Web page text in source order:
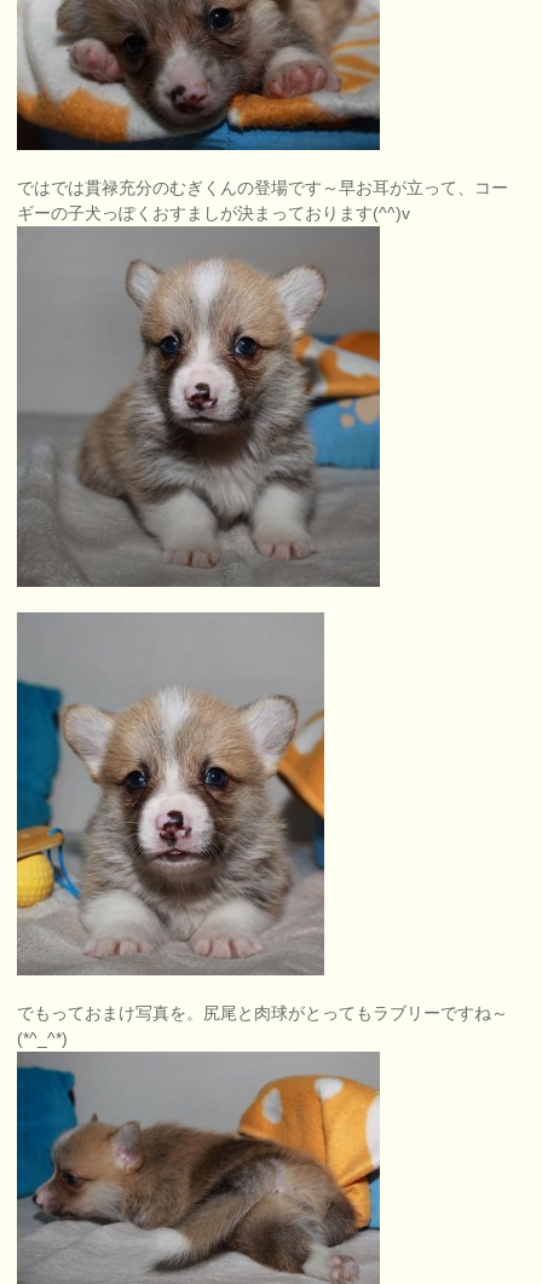
ではでは貫禄充分のむぎくんの登場です～早お耳が立って、コー
ギーの子犬っぽくおすましが決まっております(^^)v
でもっておまけ写真を。尻尾と肉球がとってもラブリーですね～
(*^_^*)